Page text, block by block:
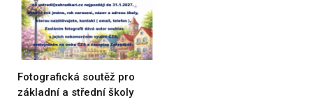
Fotografická soutěž pro
základní a střední školy